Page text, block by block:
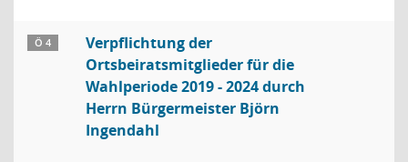
Ö 4
Verpflichtung der
Ortsbeiratsmitglieder für die
Wahlperiode 2019 - 2024 durch
Herrn Bürgermeister Björn
Ingendahl